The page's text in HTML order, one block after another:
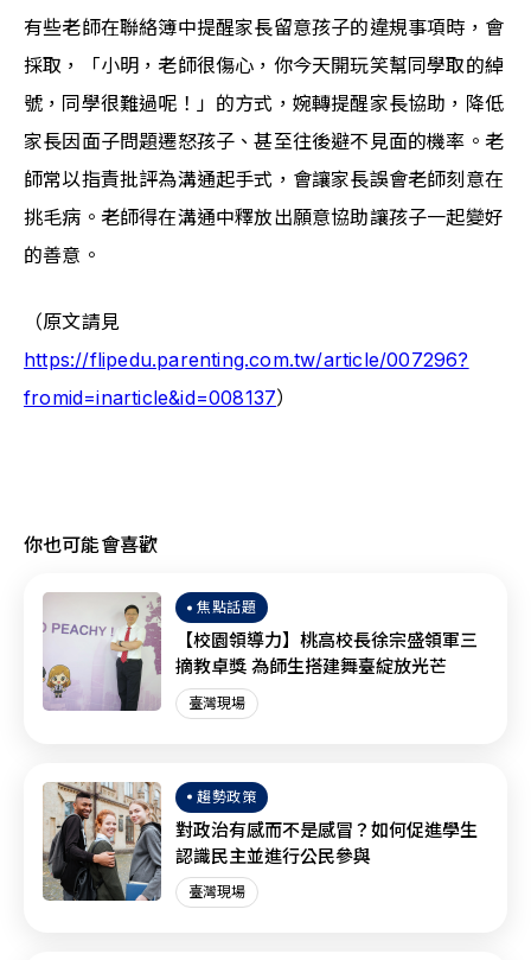
有些老師在聯絡簿中提醒家長留意孩子的違規事項時，會
採取，「小明，老師很傷心，你今天開玩笑幫同學取的綽
號，同學很難過呢！」的方式，婉轉提醒家長協助，降低
家長因面子問題遷怒孩子、甚至往後避不見面的機率。老
師常以指責批評為溝通起手式，會讓家長誤會老師刻意在
挑毛病。老師得在溝通中釋放出願意協助讓孩子一起變好
的善意。
（原文請見
https://flipedu.parenting.com.tw/article/007296?
fromid=inarticle&id=008137）
你也可能會喜歡
焦點話題
【校園領導力】桃高校長徐宗盛領軍三
摘教卓獎 為師生搭建舞臺綻放光芒
臺灣現場
趨勢政策
對政治有感而不是感冒？如何促進學生
認識民主並進行公民參與
臺灣現場